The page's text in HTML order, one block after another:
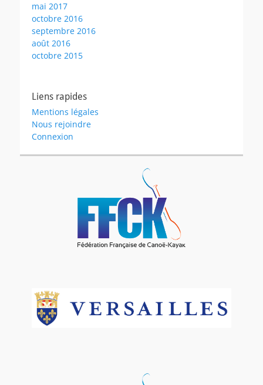
mai 2017
octobre 2016
septembre 2016
août 2016
octobre 2015
Liens rapides
Mentions légales
Nous rejoindre
Connexion